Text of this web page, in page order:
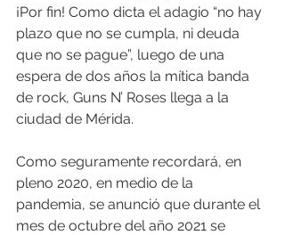
¡Por fin! Como dicta el adagio “no hay
plazo que no se cumpla, ni deuda
que no se pague”, luego de una
espera de dos años la mítica banda
de rock, Guns N’ Roses llega a la
ciudad de Mérida.
Como seguramente recordará, en
pleno 2020, en medio de la
pandemia, se anunció que durante el
mes de octubre del año 2021 se